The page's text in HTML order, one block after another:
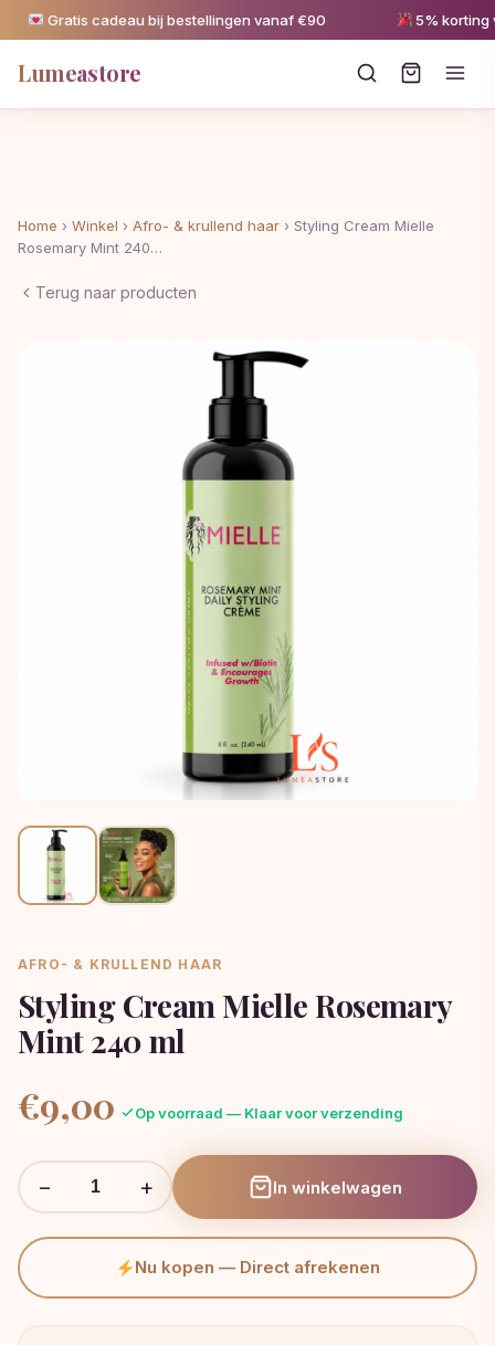
Gratis cadeau bij bestellingen vanaf €90 5% korting
Lumeastore
Home › Winkel › Afro- & krullend haar › Styling Cream Mielle
Rosemary Mint 240…
Terug naar producten
AFRO- & KRULLEND HAAR
Styling Cream Mielle Rosemary
Mint 240 ml
€9,00 Op voorraad — Klaar voor verzending
− + In winkelwagen
Nu kopen — Direct afrekenen